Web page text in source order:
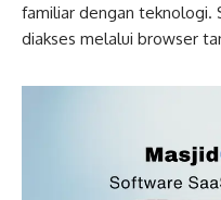
familiar dengan teknologi.
diakses melalui browser